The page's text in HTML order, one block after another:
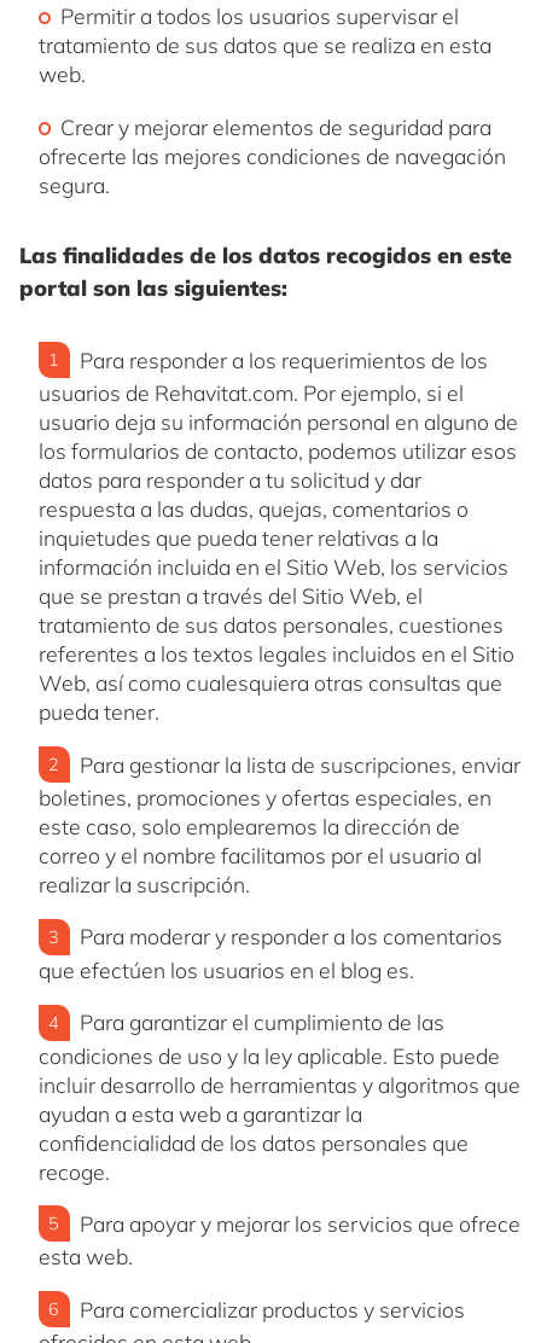
Permitir a todos los usuarios supervisar el
tratamiento de sus datos que se realiza en esta
web.
Crear y mejorar elementos de seguridad para
ofrecerte las mejores condiciones de navegación
segura.
Las finalidades de los datos recogidos en este
portal son las siguientes:
Para responder a los requerimientos de los
usuarios de Rehavitat.com. Por ejemplo, si el
usuario deja su información personal en alguno de
los formularios de contacto, podemos utilizar esos
datos para responder a tu solicitud y dar
respuesta a las dudas, quejas, comentarios o
inquietudes que pueda tener relativas a la
información incluida en el Sitio Web, los servicios
que se prestan a través del Sitio Web, el
tratamiento de sus datos personales, cuestiones
referentes a los textos legales incluidos en el Sitio
Web, así como cualesquiera otras consultas que
pueda tener.
Para gestionar la lista de suscripciones, enviar
boletines, promociones y ofertas especiales, en
este caso, solo emplearemos la dirección de
correo y el nombre facilitamos por el usuario al
realizar la suscripción.
Para moderar y responder a los comentarios
que efectúen los usuarios en el blog es.
Para garantizar el cumplimiento de las
condiciones de uso y la ley aplicable. Esto puede
incluir desarrollo de herramientas y algoritmos que
ayudan a esta web a garantizar la
confidencialidad de los datos personales que
recoge.
Para apoyar y mejorar los servicios que ofrece
esta web.
Para comercializar productos y servicios